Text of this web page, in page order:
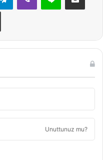
Yazdır
Unuttunuz mu?